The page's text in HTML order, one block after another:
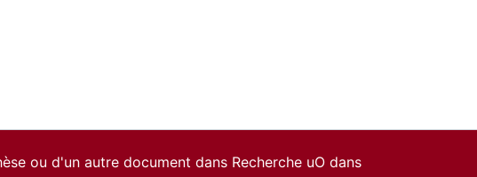
ou d'un autre document dans Recherche uO dans